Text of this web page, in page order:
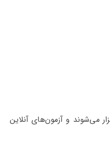
می‌شوند و آزمون‌های آنلاین